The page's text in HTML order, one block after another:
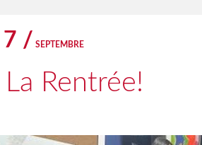
7 / SEPTEMBRE
Rentrée!